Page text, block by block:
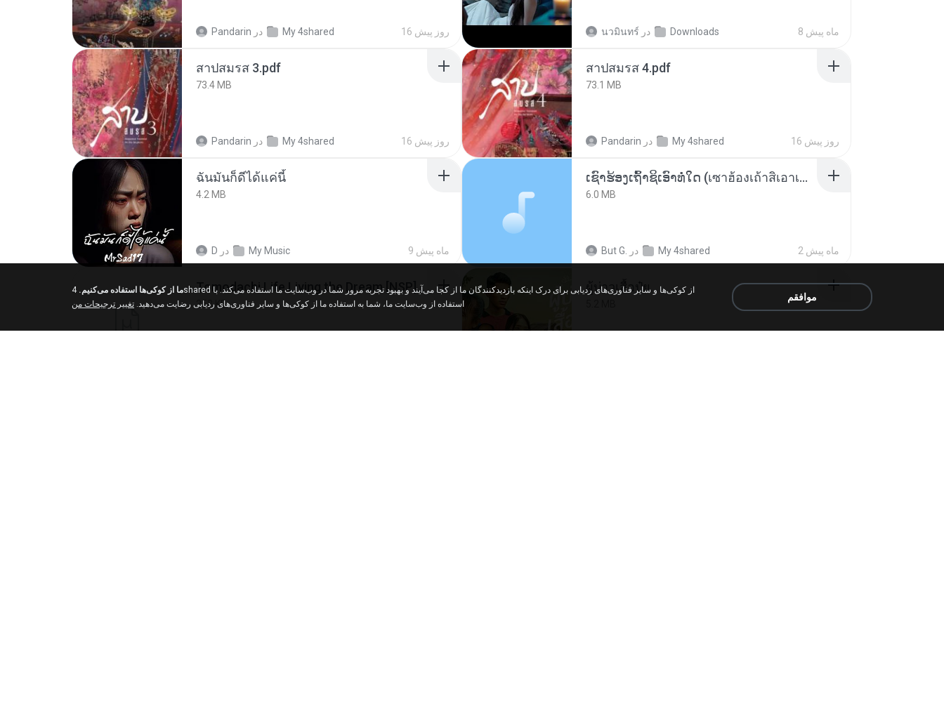
Pandarin در My 4shared 16 روز پیش นวมินทร์ در Downloads 8 ماه پیش
สาปสมรส 3.pdf
73.4 MB
Pandarin در My 4shared 16 روز پیش
สาปสมรส 4.pdf
73.1 MB
Pandarin در My 4shared 16 روز پیش
ฉันมันก็ดีได้แค่นี้
4.2 MB
D در My Music 9 ماه پیش
ເຊົາຮ້ອງເຖົ້າຊິເອົາທໍ່ໃດ (เซาฮ้องเถ้าสิเอาเท่าใด) ບຸນເກີດ ຫນູຫ່ວງ ft. ໂສພາ ຈຸນທະລາ
6.0 MB
But G. در My 4shared 2 ماه پیش
Tomodachi Life Living the Dream [NSP].torrent
252 KB
ผู้บ่าวเสื้อปุ๋ย ما از کوکی‌ها استفاده می‌کنیم. 4shared از کوکی‌ها و سایر فناوری‌های ردیابی برای درک اینکه بازدیدکنندگان ما از کجا می‌آیند و بهبود تجربه مرور شما در وب‌سایت ما استفاده می‌کند. با
استفاده از وب‌سایت ما، شما به استفاده ما از کوکی‌ها و سایر فناوری‌های ردیابی رضایت می‌دهید. تغییر ترجیحات من
موافقم